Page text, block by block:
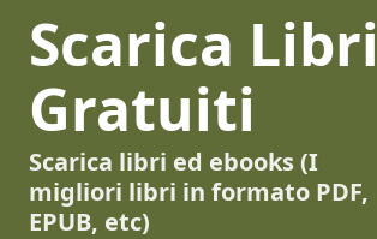
Scarica Libri
Gratuiti
Scarica libri ed ebooks (I
migliori libri in formato PDF,
EPUB, etc)